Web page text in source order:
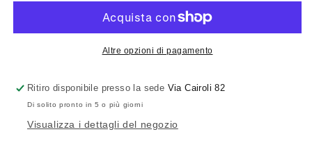
Royal
Altre opzioni di pagamento
Ritiro disponibile presso la sede Via Cairoli 82
Di solito pronto in 5 o più giorni
Visualizza i dettagli del negozio